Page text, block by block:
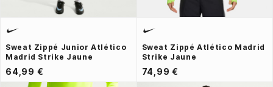
Sweat Zippé Junior Atlético
Madrid Strike Jaune
64,99 €
Sweat Zippé Atlético Madrid
Strike Jaune
74,99 €